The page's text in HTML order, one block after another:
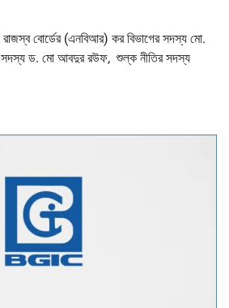
রাজস্ব বোর্ডের (এনবিআর) কর বিভাগের সদস্য মো.
সদস্য ড. মো আবদুর রউফ, শুল্ক নীতির সদস্য